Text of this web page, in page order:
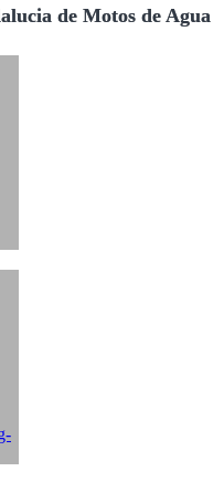
de Motos de Agua